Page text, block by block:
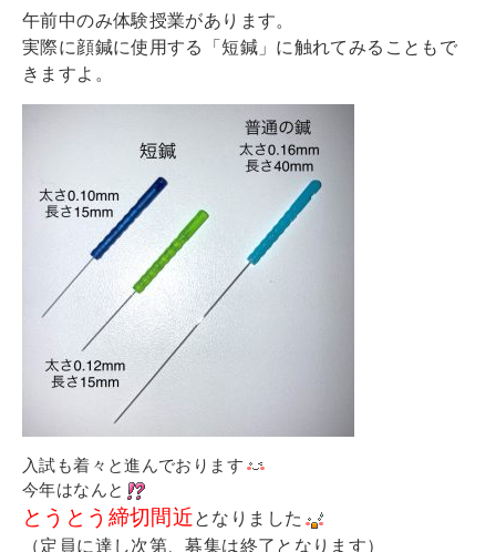
午前中のみ体験授業があります。
実際に顔鍼に使用する「短鍼」に触れてみることもで
きますよ。
入試も着々と進んでおります
今年はなんと
とうとう締切間近となりました
（定員に達し次第、募集は終了となります）